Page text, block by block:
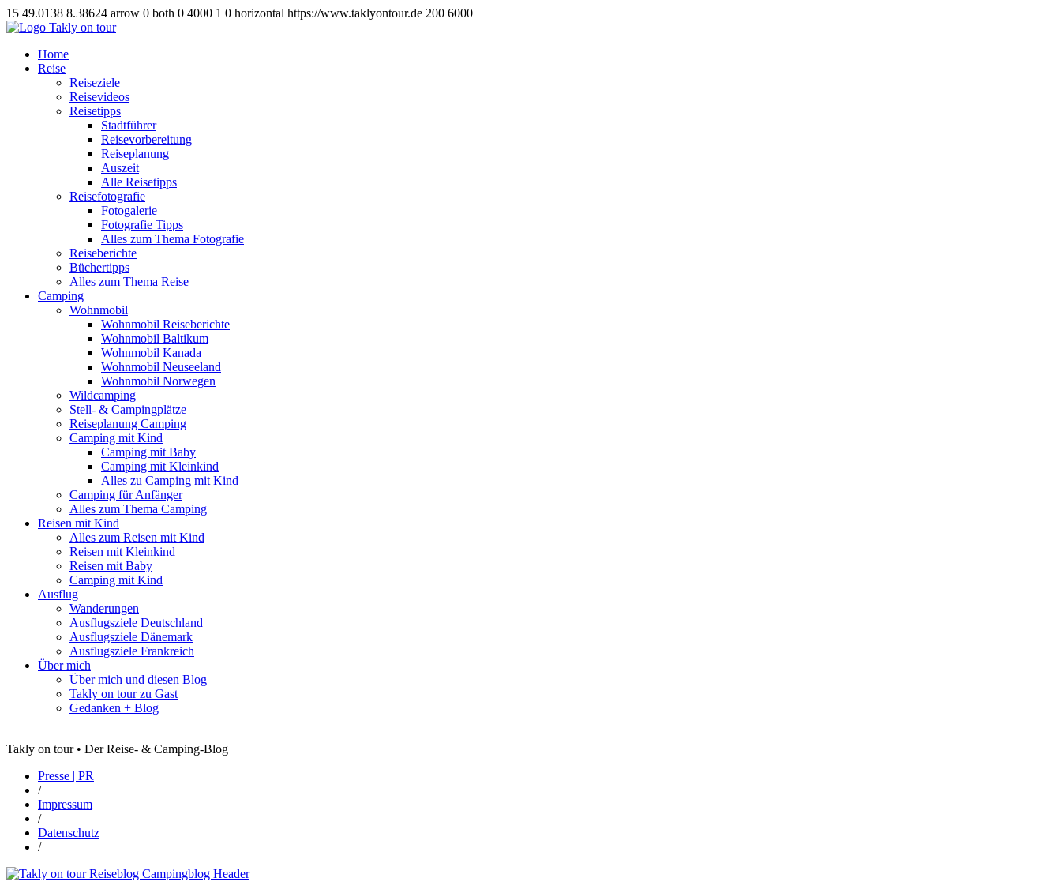
15 49.0138 8.38624 arrow 0 both 0 4000 1 0 horizontal https://www.taklyontour.de 200 6000
Home
Reise
Reiseziele
Reisevideos
Reisetipps
Stadtführer
Reisevorbereitung
Reiseplanung
Auszeit
Alle Reisetipps
Reisefotografie
Fotogalerie
Fotografie Tipps
Alles zum Thema Fotografie
Reiseberichte
Büchertipps
Alles zum Thema Reise
Camping
Wohnmobil
Wohnmobil Reiseberichte
Wohnmobil Baltikum
Wohnmobil Kanada
Wohnmobil Neuseeland
Wohnmobil Norwegen
Wildcamping
Stell- & Campingplätze
Reiseplanung Camping
Camping mit Kind
Camping mit Baby
Camping mit Kleinkind
Alles zu Camping mit Kind
Camping für Anfänger
Alles zum Thema Camping
Reisen mit Kind
Alles zum Reisen mit Kind
Reisen mit Kleinkind
Reisen mit Baby
Camping mit Kind
Ausflug
Wanderungen
Ausflugsziele Deutschland
Ausflugsziele Dänemark
Ausflugsziele Frankreich
Über mich
Über mich und diesen Blog
Takly on tour zu Gast
Gedanken + Blog
Takly on tour • Der Reise- & Camping-Blog
Presse | PR
/
Impressum
/
Datenschutz
/